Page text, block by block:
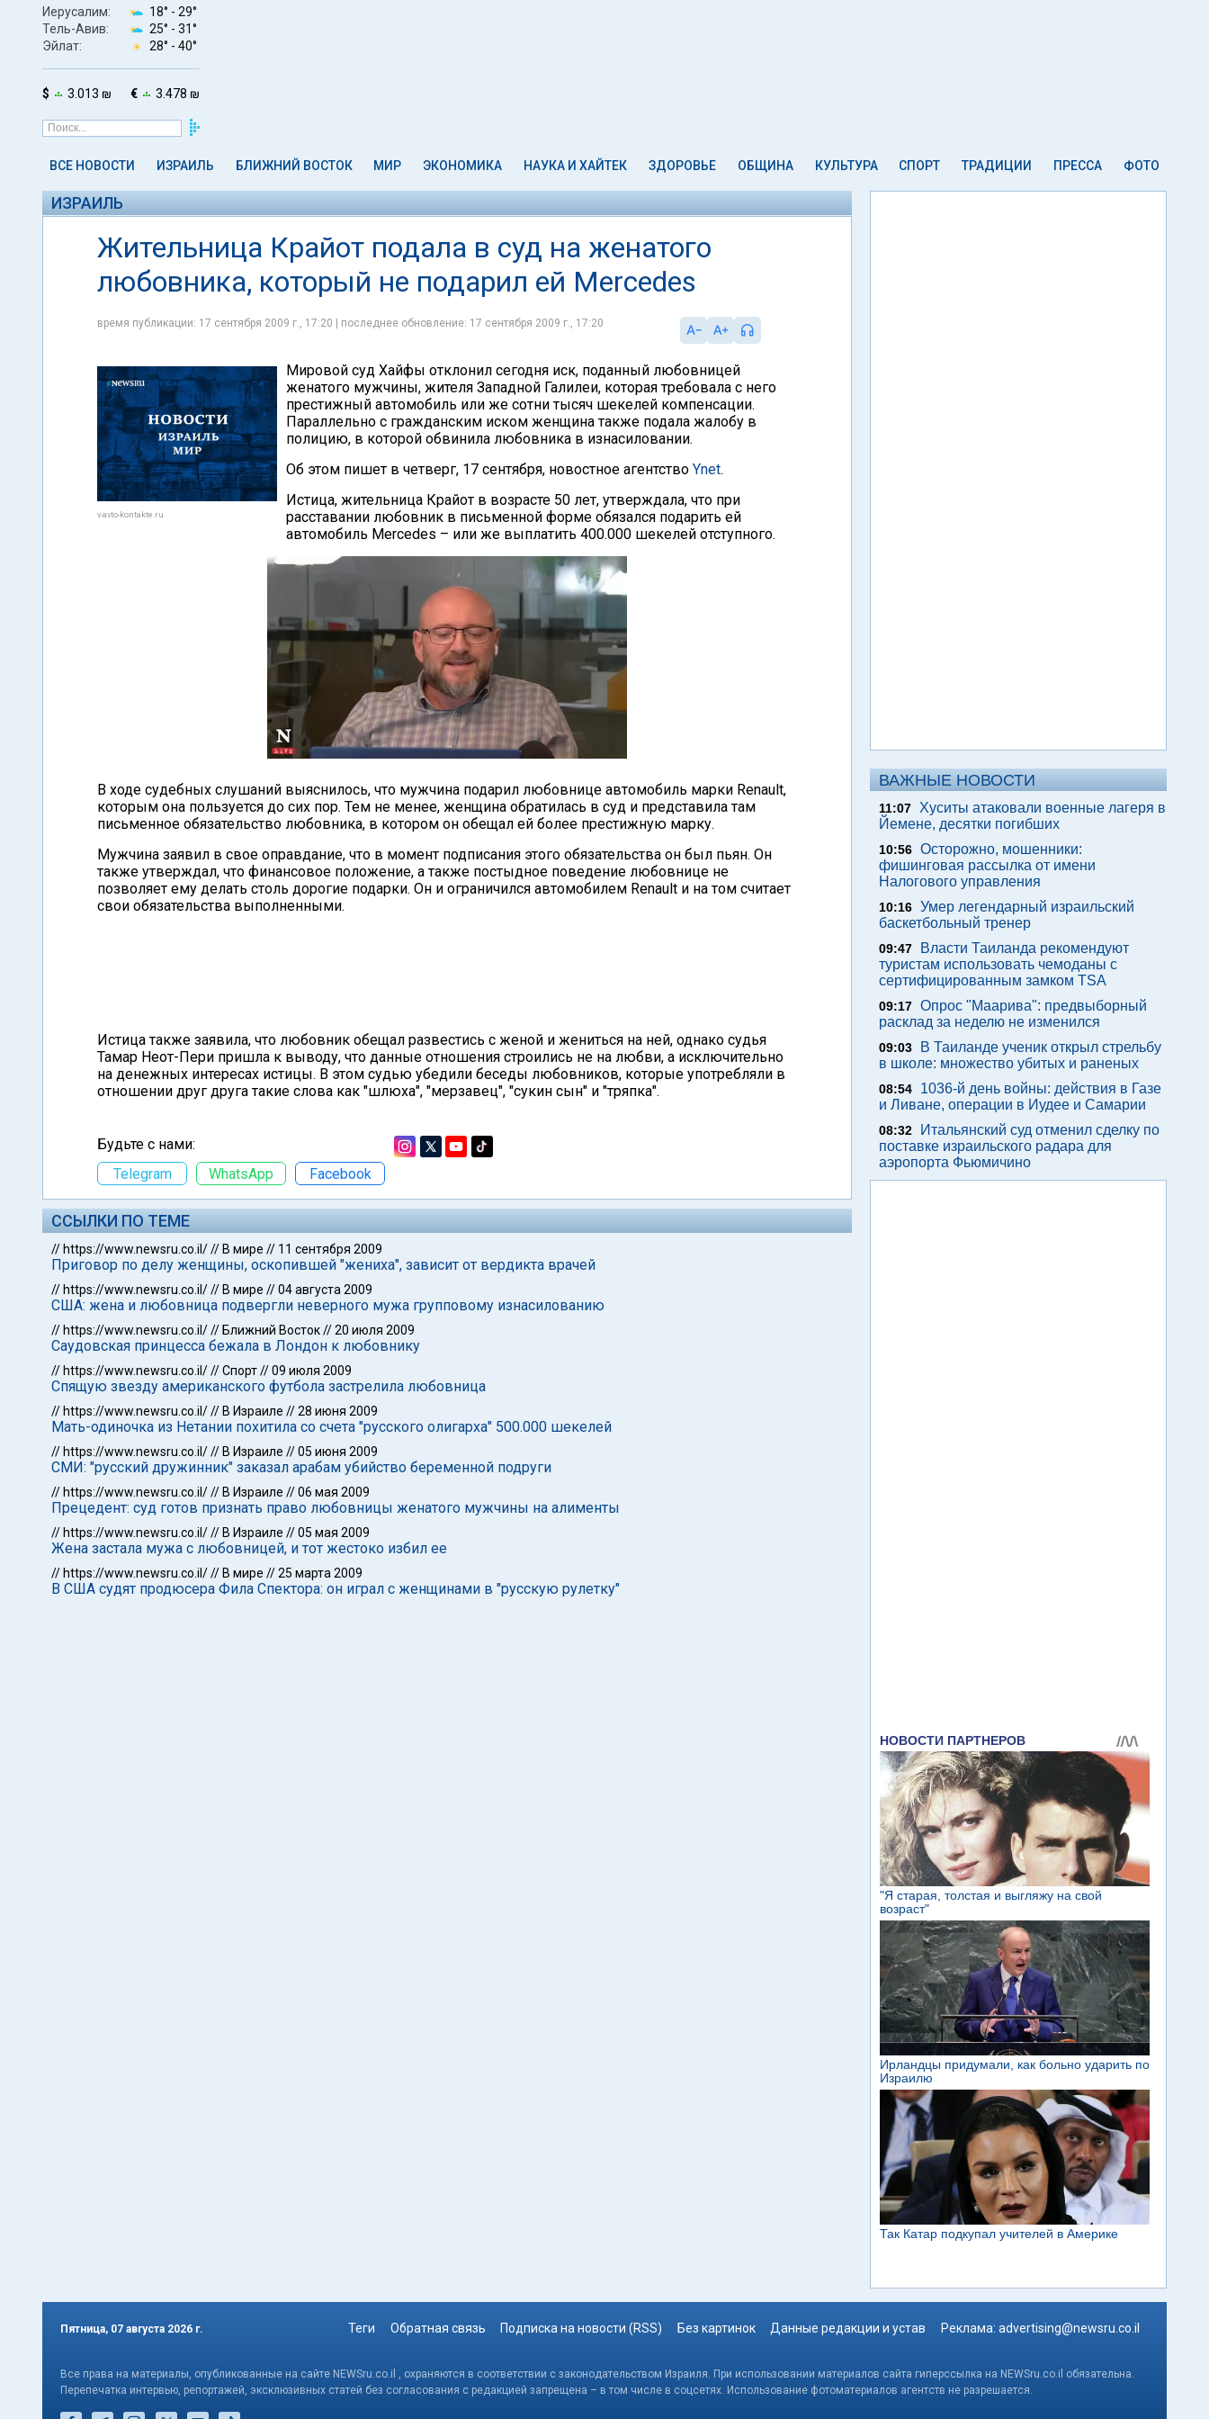
Иерусалим: 18° - 29°
Тель-Авив:
25° - 31°
Эйлат:
28° - 40°
$ 3.013 ₪ € 3.478 ₪
ВСЕ НОВОСТИ ИЗРАИЛЬ БЛИЖНИЙ ВОСТОК МИР ЭКОНОМИКА НАУКА И ХАЙТЕК ЗДОРОВЬЕ ОБЩИНА КУЛЬТУРА СПОРТ ТРАДИЦИИ ПРЕССА ФОТО
ИЗРАИЛЬ
Жительница Крайот подала в суд на женатого
любовника, который не подарил ей Mercedes
время публикации: 17 сентября 2009 г., 17:20 | последнее обновление: 17 сентября 2009 г., 17:20
v-avto-kontakte.ru
Мировой суд Хайфы отклонил сегодня иск, поданный любовницей
женатого мужчины, жителя Западной Галилеи, которая требовала с него
престижный автомобиль или же сотни тысяч шекелей компенсации.
Параллельно с гражданским иском женщина также подала жалобу в
полицию, в которой обвинила любовника в изнасиловании.
Об этом пишет в четверг, 17 сентября, новостное агентство Ynet.
Истица, жительница Крайот в возрасте 50 лет, утверждала, что при
расставании любовник в письменной форме обязался подарить ей
автомобиль Mercedes – или же выплатить 400.000 шекелей отступного.
В ходе судебных слушаний выяснилось, что мужчина подарил любовнице автомобиль марки Renault,
которым она пользуется до сих пор. Тем не менее, женщина обратилась в суд и представила там
письменное обязательство любовника, в котором он обещал ей более престижную марку.
Мужчина заявил в свое оправдание, что в момент подписания этого обязательства он был пьян. Он
также утверждал, что финансовое положение, а также постыдное поведение любовнице не
позволяет ему делать столь дорогие подарки. Он и ограничился автомобилем Renault и на том считает
свои обязательства выполненными.
Истица также заявила, что любовник обещал развестись с женой и жениться на ней, однако судья
Тамар Неот-Пери пришла к выводу, что данные отношения строились не на любви, а исключительно
на денежных интересах истицы. В этом судью убедили беседы любовников, которые употребляли в
отношении друг друга такие слова как "шлюха", "мерзавец", "сукин сын" и "тряпка".
Будьте с нами:
Telegram
WhatsApp Facebook
ССЫЛКИ ПО ТЕМЕ
// https://www.newsru.co.il/// В мире // 11 сентября 2009
Приговор по делу женщины, оскопившей "жениха", зависит от вердикта врачей
// https://www.newsru.co.il/// В мире //04 августа 2009
США: жена и любовница подвергли неверного мужа групповому изнасилованию
// https://www.newsru.co.il/// Ближний Восток//20 июля 2009
Саудовская принцесса бежала в Лондон к любовнику
// https://www.newsru.co.il///Спорт//09 июля 2009
Спящую звезду американского футбола застрелила любовница
// https://www.newsru.co.il/// В Израиле //28 июня 2009
Мать-одиночка из Нетании похитила со счета "русского олигарха" 500.000 шекелей
// https://www.newsru.co.il/// В Израиле //05 июня 2009
СМИ: "русский дружинник" заказал арабам убийство беременной подруги
// https://www.newsru.co.il/// В Израиле //06 мая 2009
Прецедент: суд готов признать право любовницы женатого мужчины на алименты
// https://www.newsru.co.il/// В Израиле //05 мая 2009
Жена застала мужа с любовницей, и тот жестоко избил ее
// https://www.newsru.co.il/// В мире //25 марта 2009
В США судят продюсера Фила Спектора: он играл с женщинами в "русскую рулетку"
ВАЖНЫЕ НОВОСТИ
11:07
Хуситы атаковали военные лагеря в
Йемене, десятки погибших
10:56 Осторожно, мошенники:
фишинговая рассылка от имени
Налогового управления
10:16 Умер легендарный израильский
баскетбольный тренер
09:47
Власти Таиланда рекомендуют
туристам использовать чемоданы с
сертифицированным замком TSA
09:17 Опрос "Mаарива": предвыборный
расклад за неделю не изменился
09:03
В Таиланде ученик открыл стрельбу
в школе: множество убитых и раненых
08:54
1036-й день войны: действия в Газе
и Ливане, операции в Иудее и Самарии
08:32
Итальянский суд отменил сделку по
поставке израильского радара для
аэропорта Фьюмичино
Пятница, 07 августа 2026 г. Теги Обратная связь Подписка на новости (RSS) Без картинок Данные редакции и устав Реклама: advertising@newsru.co.il
Все права на материалы, опубликованные на сайте NEWSru.co.il , охраняются в соответствии с законодательством Израиля. При использовании материалов сайта гиперссылка на NEWSru.co.il обязательна.
Перепечатка интервью, репортажей, эксклюзивных статей без согласования с редакцией запрещена – в том числе в соцсетях. Использование фотоматериалов агентств не разрешается.